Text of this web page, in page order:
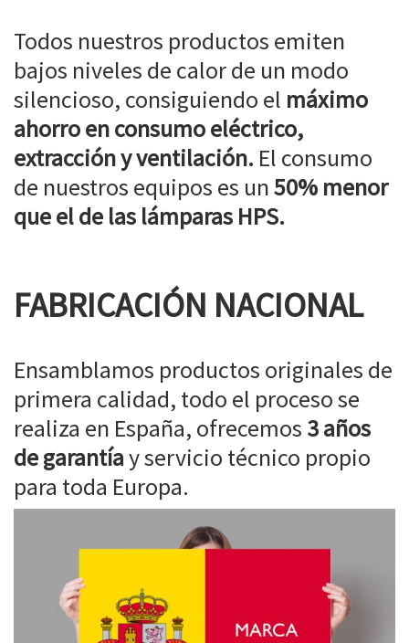
Todos nuestros productos emiten
bajos niveles de calor de un modo
silencioso, consiguiendo el máximo
ahorro en consumo eléctrico,
extracción y ventilación. El consumo
de nuestros equipos es un50% menor
que el de las lámparas HPS.
FABRICACIÓN NACIONAL
Ensamblamos productos originales de
primera calidad, todo el proceso se
realiza en España, ofrecemos 3 años
de garantíay servicio técnico propio
para toda Europa.